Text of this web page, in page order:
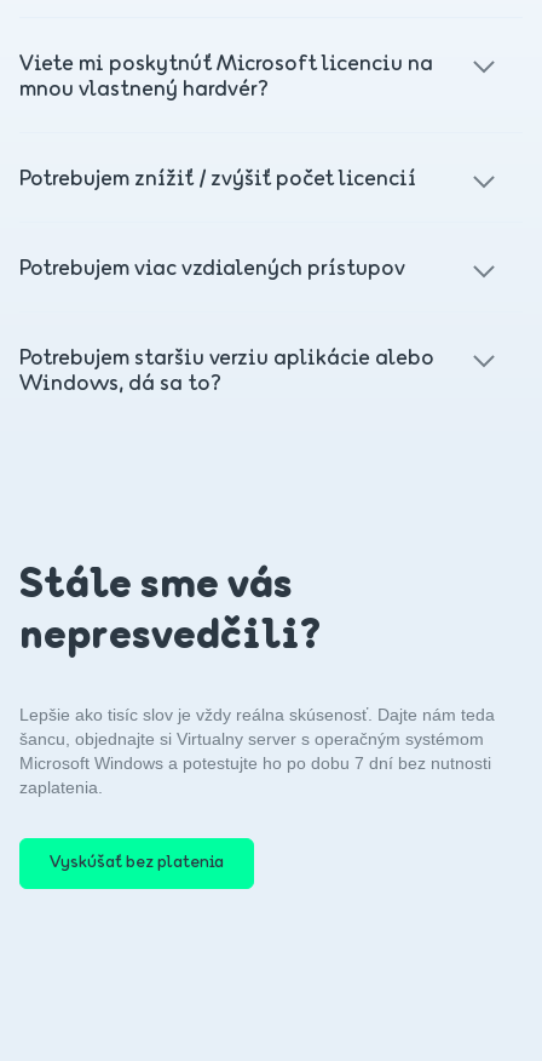
dostupný.
Viete mi poskytnúť Microsoft licenciu na
mnou vlastnený hardvér?
prenajímane ako službu – či už fyzické alebo virtuálne.
Potrebujem znížiť / zvýšiť počet licencií
požadovaný minimálny odber a aj násobky licencií. Pre
konkrétny prípad sa neváhajte
na nás obrátiť
Potrebujem viac vzdialených prístupov
Directory a službu RDS (Remote Desktop Services) spolu s
požadovaným počtom prístupov. Stačí nás kontaktovať s
vašou požiadavkou.
Potrebujem staršiu verziu aplikácie alebo
Windows, dá sa to?
verzii alebo licenčnom modely smelo sa na nás obráťte a
Stále sme vás
nepresvedčili?
Lepšie ako tisíc slov je vždy reálna skúsenosť. Dajte nám teda
šancu, objednajte si Virtualny server s operačným systémom
Microsoft Windows a potestujte ho po dobu 7 dní bez nutnosti
zaplatenia.
Vyskúšať bez platenia